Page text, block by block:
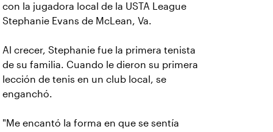
con la jugadora local de la USTA League
Stephanie Evans de McLean, Va.
Al crecer, Stephanie fue la primera tenista
de su familia. Cuando le dieron su primera
lección de tenis en un club local, se
enganchó.
"Me encantó la forma en que se sentía